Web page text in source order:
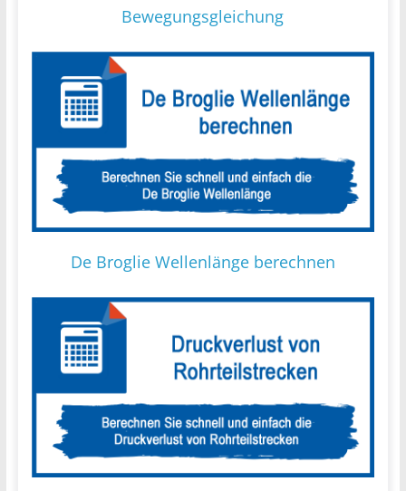
Bewegungsgleichung
De Broglie Wellenlänge berechnen